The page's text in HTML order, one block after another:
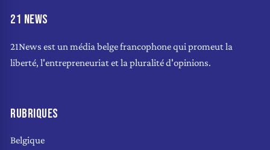
21 NEWS
21News est un média belge francophone qui promeut la
liberté, l'entrepreneuriat et la pluralité d'opinions.
RUBRIQUES
Belgique